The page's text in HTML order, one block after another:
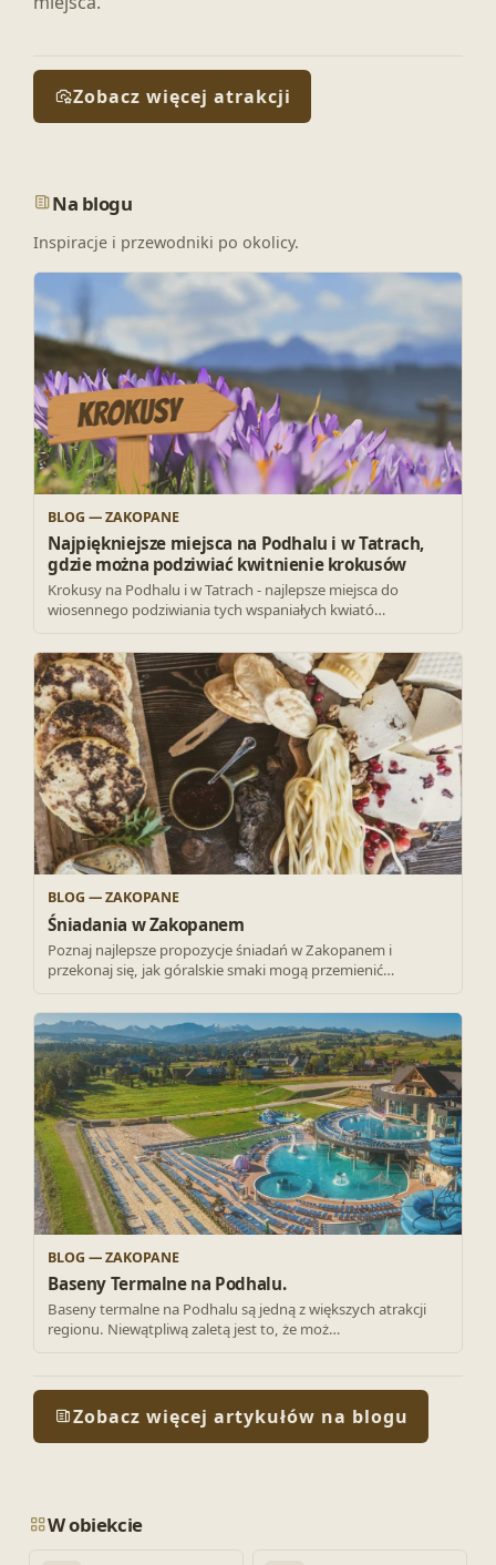
Zobacz więcej atrakcji
Na blogu
Inspiracje i przewodniki po okolicy.
BLOG — ZAKOPANE
Najpiękniejsze miejsca na Podhalu i w Tatrach,
gdzie można podziwiać kwitnienie krokusów
Krokusy na Podhalu i w Tatrach - najlepsze miejsca do
wiosennego podziwiania tych wspaniałych kwiató…
BLOG — ZAKOPANE
Śniadania w Zakopanem
Poznaj najlepsze propozycje śniadań w Zakopanem i
przekonaj się, jak góralskie smaki mogą przemienić…
BLOG — ZAKOPANE
Baseny Termalne na Podhalu.
Baseny termalne na Podhalu są jedną z większych atrakcji
regionu. Niewątpliwą zaletą jest to, że moż…
Zobacz więcej artykułów na blogu
W obiekcie